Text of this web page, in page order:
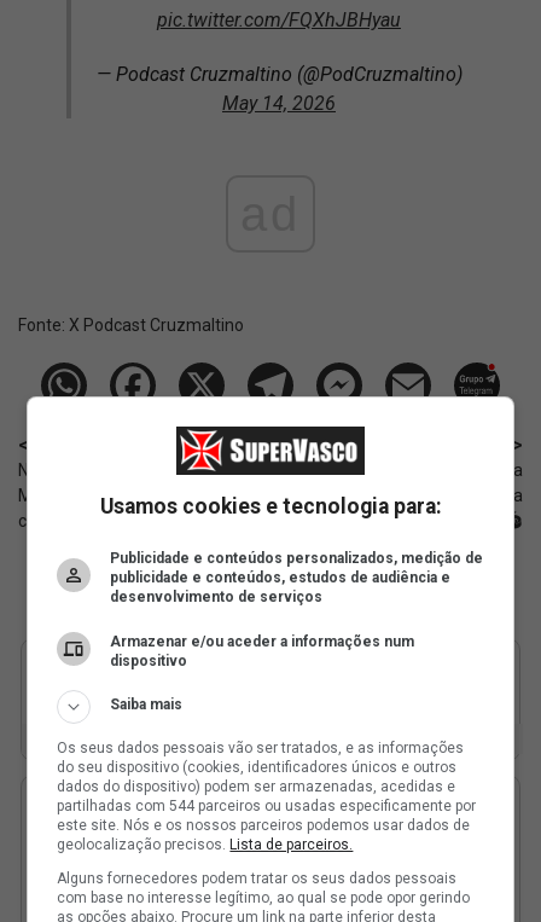
pic.twitter.com/FQXhJBHyau
— Podcast Cruzmaltino (@PodCruzmaltino)
May 14, 2026
Fonte: X Podcast Cruzmaltino
< Anterior
Número de cartões de Thiago
Mendes nos últimos jogos
chama atenção
Próximo >
Gramado de São Januário gera
insatisfação, e troca de empresa
pode acontecer 🏟️
Usamos cookies e tecnologia para:
Publicidade e conteúdos personalizados, medição de
publicidade e conteúdos, estudos de audiência e
desenvolvimento de serviços
Armazenar e/ou aceder a informações num
dispositivo
Saiba mais
Os seus dados pessoais vão ser tratados, e as informações
do seu dispositivo (cookies, identificadores únicos e outros
dados do dispositivo) podem ser armazenadas, acedidas e
partilhadas com 544 parceiros ou usadas especificamente por
este site. Nós e os nossos parceiros podemos usar dados de
geolocalização precisos. Lista de parceiros.
Alguns fornecedores podem tratar os seus dados pessoais
com base no interesse legítimo, ao qual se pode opor gerindo
as opções abaixo. Procure um link na parte inferior desta